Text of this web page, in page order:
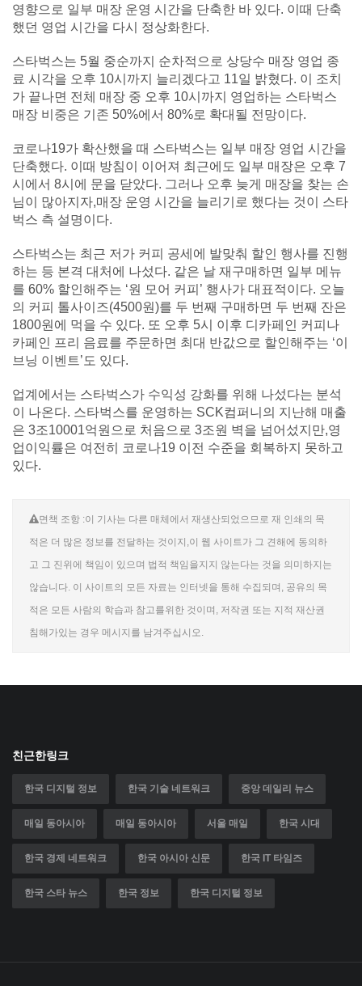
영향으로 일부 매장 운영 시간을 단축한 바 있다. 이때 단축
했던 영업 시간을 다시 정상화한다.
스타벅스는 5월 중순까지 순차적으로 상당수 매장 영업 종
료 시각을 오후 10시까지 늘리겠다고 11일 밝혔다. 이 조치
가 끝나면 전체 매장 중 오후 10시까지 영업하는 스타벅스
매장 비중은 기존 50%에서 80%로 확대될 전망이다.
코로나19가 확산했을 때 스타벅스는 일부 매장 영업 시간을
단축했다. 이때 방침이 이어져 최근에도 일부 매장은 오후 7
시에서 8시에 문을 닫았다. 그러나 오후 늦게 매장을 찾는 손
님이 많아지자,매장 운영 시간을 늘리기로 했다는 것이 스타
벅스 측 설명이다.
스타벅스는 최근 저가 커피 공세에 발맞춰 할인 행사를 진행
하는 등 본격 대처에 나섰다. 같은 날 재구매하면 일부 메뉴
를 60% 할인해주는 ‘원 모어 커피’ 행사가 대표적이다. 오늘
의 커피 톨사이즈(4500원)를 두 번째 구매하면 두 번째 잔은
1800원에 먹을 수 있다. 또 오후 5시 이후 디카페인 커피나
카페인 프리 음료를 주문하면 최대 반값으로 할인해주는 ‘이
브닝 이벤트’도 있다.
업계에서는 스타벅스가 수익성 강화를 위해 나섰다는 분석
이 나온다. 스타벅스를 운영하는 SCK컴퍼니의 지난해 매출
은 3조10001억원으로 처음으로 3조원 벽을 넘어섰지만,영
업이익률은 여전히 코로나19 이전 수준을 회복하지 못하고
있다.
면책 조항 :이 기사는 다른 매체에서 재생산되었으므로 재 인쇄의 목
적은 더 많은 정보를 전달하는 것이지,이 웹 사이트가 그 견해에 동의하
고 그 진위에 책임이 있으며 법적 책임을지지 않는다는 것을 의미하지는
않습니다. 이 사이트의 모든 자료는 인터넷을 통해 수집되며, 공유의 목
적은 모든 사람의 학습과 참고를위한 것이며, 저작권 또는 지적 재산권
침해가있는 경우 메시지를 남겨주십시오.
친근한링크
한국 디지털 정보 한국 기술 네트워크 중앙 데일리 뉴스
매일 동아시아 매일 동아시아 서울 매일 한국 시대
한국 경제 네트워크 한국 아시아 신문 한국 IT 타임즈
한국 스타 뉴스 한국 정보 한국 디지털 정보